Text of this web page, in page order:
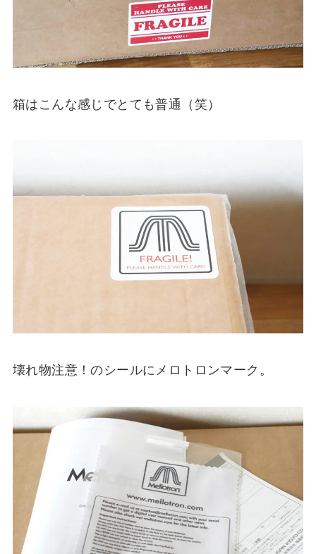
箱はこんな感じでとても普通（笑）
壊れ物注意！のシールにメロトロンマーク。